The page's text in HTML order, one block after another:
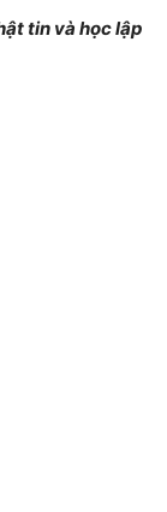
tin và học lập